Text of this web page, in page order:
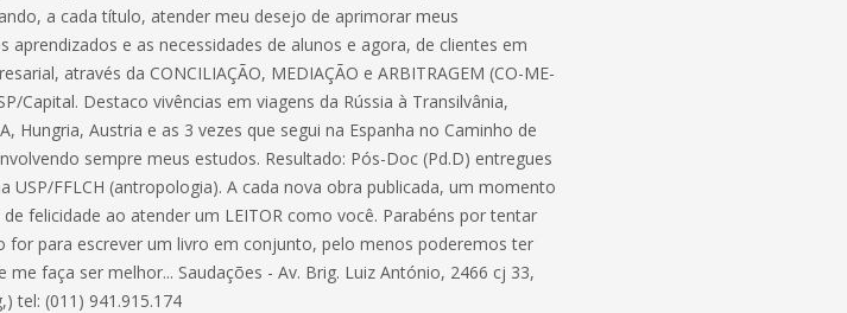
a cada título, atender meu desejo de aprimorar meus
aprendizados e as necessidades de alunos e agora, de clientes em
através da CONCILIAÇÃO, MEDIAÇÃO e ARBITRAGEM (CO-ME-
Capital. Destaco vivências em viagens da Rússia à Transilvânia,
Hungria, Austria e as 3 vezes que segui na Espanha no Caminho de
sempre meus estudos. Resultado: Pós-Doc (Pd.D) entregues
USP/FFLCH (antropologia). A cada nova obra publicada, um momento
felicidade ao atender um LEITOR como você. Parabéns por tentar
for para escrever um livro em conjunto, pelo menos poderemos ter
faça ser melhor... Saudações - Av. Brig. Luiz António, 2466 cj 33,
tel: (011) 941.915.174